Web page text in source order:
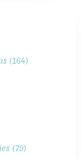
(164)
(79)